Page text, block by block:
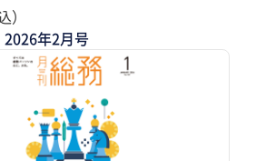
2026年2月号